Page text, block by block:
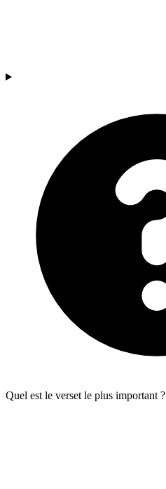
Quel est le verset le plus important ?